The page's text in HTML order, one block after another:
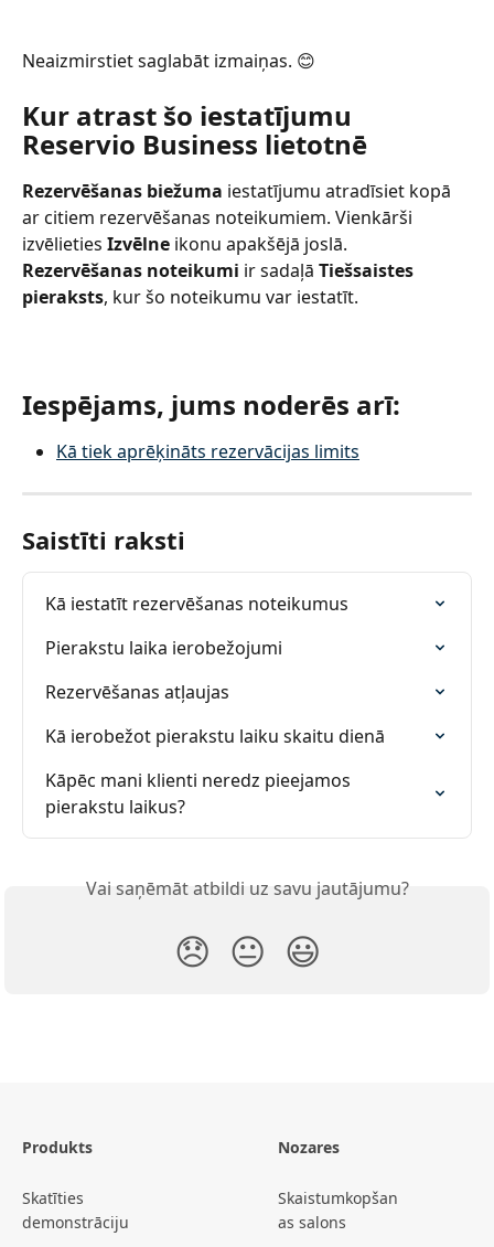
Neaizmirstiet saglabāt izmaiņas. 😊
Kur atrast šo iestatījumu
Reservio Business lietotnē
Rezervēšanas biežuma iestatījumu atradīsiet kopā
ar citiem rezervēšanas noteikumiem. Vienkārši
izvēlieties Izvēlne ikonu apakšējā joslā.
Rezervēšanas noteikumi ir sadaļā Tiešsaistes
pieraksts, kur šo noteikumu var iestatīt.
Iespējams, jums noderēs arī:
Kā tiek aprēķināts rezervācijas limits
Saistīti raksti
Kā iestatīt rezervēšanas noteikumus
Pierakstu laika ierobežojumi
Rezervēšanas atļaujas
Kā ierobežot pierakstu laiku skaitu dienā
Kāpēc mani klienti neredz pieejamos
pierakstu laikus?
Vai saņēmāt atbildi uz savu jautājumu?
😞 😐 😃
Produkts
Skatīties
demonstrāciju
Nozares
Skaistumkopšan
as salons